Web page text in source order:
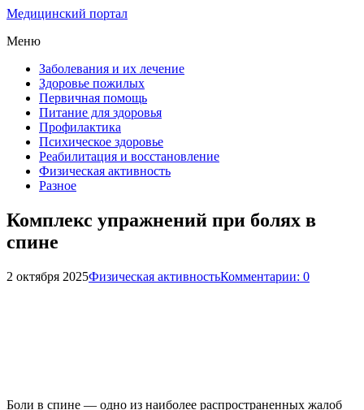
Медицинский портал
Меню
Заболевания и их лечение
Здоровье пожилых
Первичная помощь
Питание для здоровья
Профилактика
Психическое здоровье
Реабилитация и восстановление
Физическая активность
Разное
Комплекс упражнений при болях в
спине
2 октября 2025Физическая активностьКомментарии: 0
Боли в спине — одно из наиболее распространенных жалоб